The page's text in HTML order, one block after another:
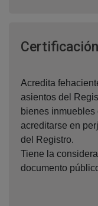
Certificación
Acredita
asientos del
bienes
acreditarse en
del Registro.
Tiene la
documento